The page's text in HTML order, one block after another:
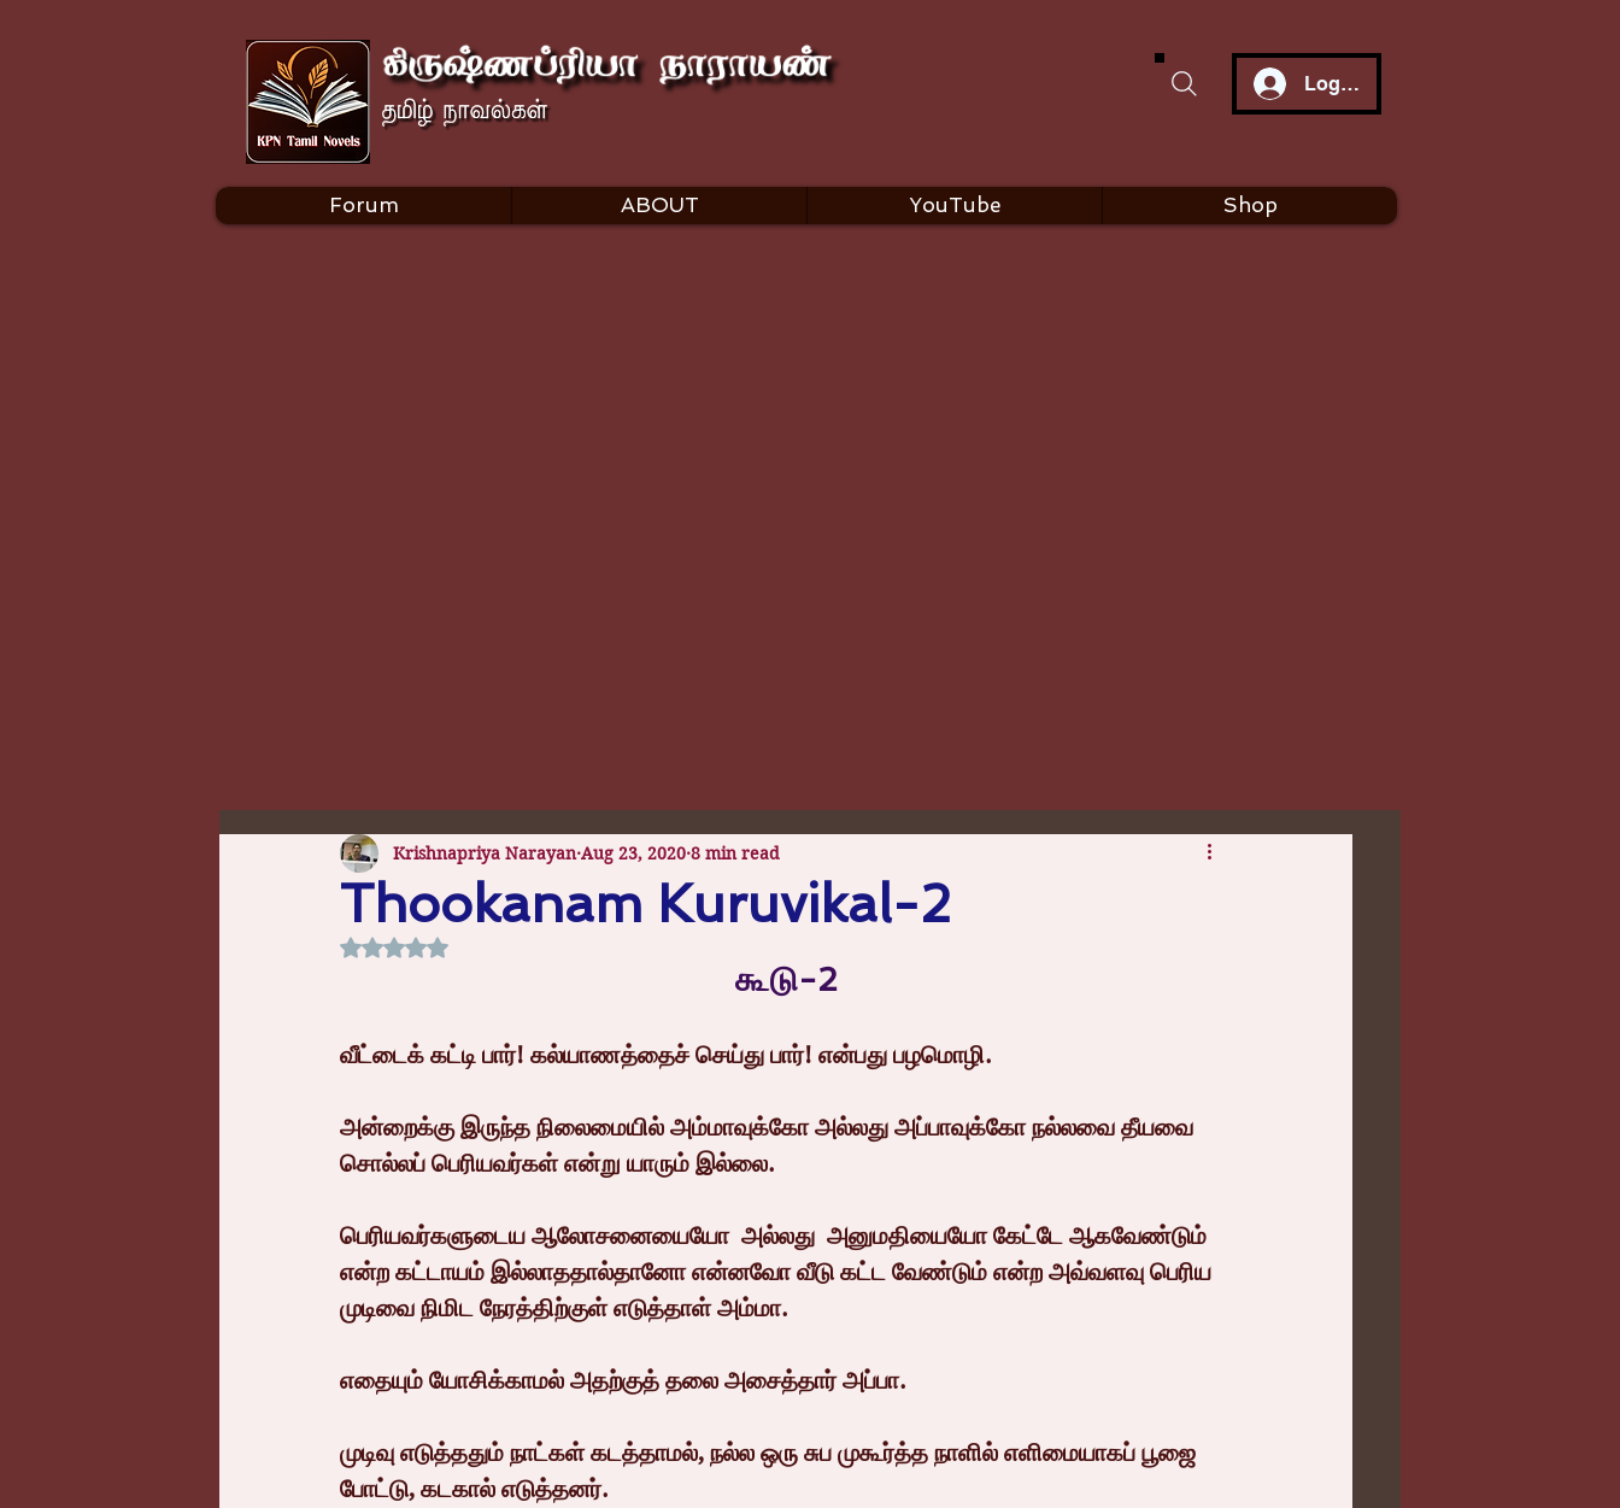
Log In
Forum ABOUT YouTube Shop
Thookanam Kuruvikal-2
Krishnapriya Narayan Aug 23, 2020 8 min read
Rated NaN out of 5 stars.
கூடு-2
வீட்டைக் கட்டி பார்! கல்யாணத்தைச் செய்து பார்! என்பது பழமொழி.
அன்றைக்கு இருந்த நிலைமையில் அம்மாவுக்கோ அல்லது அப்பாவுக்கோ நல்லவை தீயவை
சொல்லப் பெரியவர்கள் என்று யாரும் இல்லை.
பெரியவர்களுடைய ஆலோசனையையோ  அல்லது  அனுமதியையோ கேட்டே ஆகவேண்டும்
என்ற கட்டாயம் இல்லாததால்தானோ என்னவோ வீடு கட்ட வேண்டும் என்ற அவ்வளவு பெரிய
முடிவை நிமிட நேரத்திற்குள் எடுத்தாள் அம்மா.
எதையும் யோசிக்காமல் அதற்குத் தலை அசைத்தார் அப்பா.
முடிவு எடுத்ததும் நாட்கள் கடத்தாமல், நல்ல ஒரு சுப முகூர்த்த நாளில் எளிமையாகப் பூஜை
போட்டு, கடகால் எடுத்தனர்.